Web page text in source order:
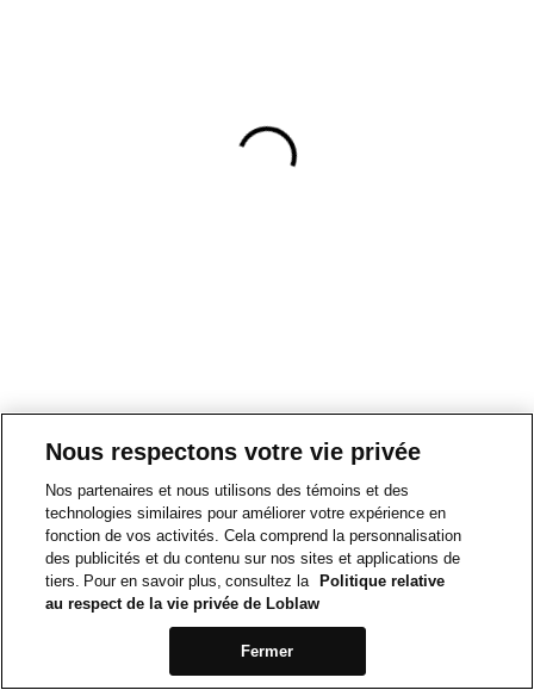
Nous respectons votre vie privée
Nos partenaires et nous utilisons des témoins et des
technologies similaires pour améliorer votre expérience en
fonction de vos activités. Cela comprend la personnalisation
des publicités et du contenu sur nos sites et applications de
tiers. Pour en savoir plus, consultez la
Politique relative
au respect de la vie privée de Loblaw
Fermer